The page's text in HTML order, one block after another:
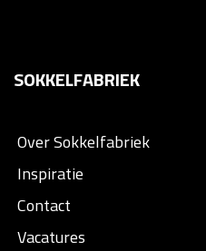
SOKKELFABRIEK
Over Sokkelfabriek
Inspiratie
Contact
Vacatures